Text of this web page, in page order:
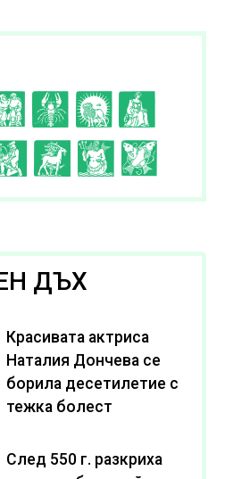
FGH
L A B
ДЪХ
Красивата актриса
Наталия Дончева се
борила десетилетие с
тежка болест
След 550 г. разкриха